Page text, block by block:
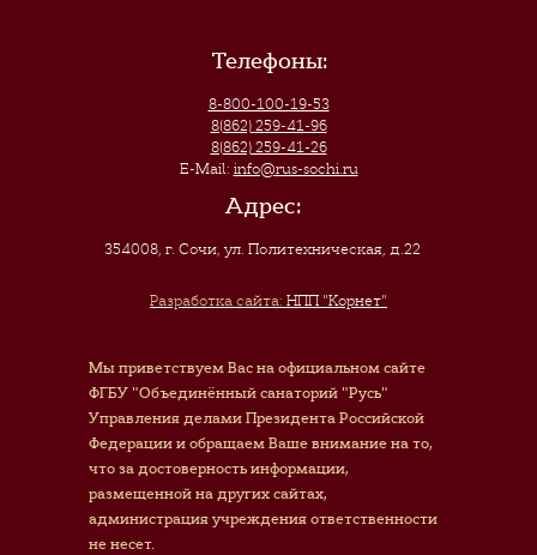
Телефоны:
8-800-100-19-53
8(862) 259-41-96
8(862) 259-41-26
E-Mail: info@rus-sochi.ru
Адрес:
354008, г. Сочи,ул. Политехническая, д.22
Разработка сайта: НПП "Корнет"
Мы приветствуем Вас на официальном сайте
ФГБУ "Объединённый санаторий "Русь"
Управления делами Президента Российской
Федерации и обращаем Ваше внимание на то,
что за достоверность информации,
размещенной на других сайтах,
администрация учреждения ответственности
не несет.